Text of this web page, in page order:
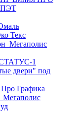
ПЭТ
Текс
1
двери" под
Графика